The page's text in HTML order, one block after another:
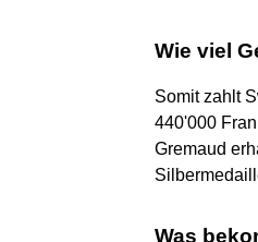
Wie viel
Somit zahlt
440'000
Gremaud
Was